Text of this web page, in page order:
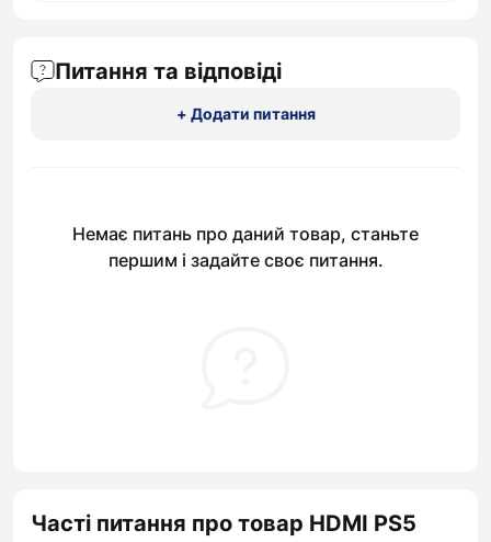
Питання та відповіді
+ Додати питання
Немає питань про даний товар, станьте
першим і задайте своє питання.
Часті питання про товар HDMI PS5